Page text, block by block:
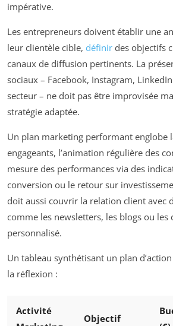
impérative.
Les entrepreneurs doivent établir une
leur clientèle cible, définir des objectifs
canaux de diffusion pertinents. La
sociaux – Facebook, Instagram,
secteur – ne doit pas être improvisée
stratégie adaptée.
Un plan marketing performant englobe
engageants, l’animation régulière des
mesure des performances via des
conversion ou le retour sur
doit aussi couvrir la relation client avec
comme les newsletters, les blogs ou
personnalisé.
Un tableau synthétisant un plan
la réflexion :
Activité
Objectif